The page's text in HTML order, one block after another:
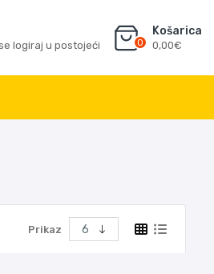
logiraj u postojeći 0
Košarica
0,00€
Prikaz